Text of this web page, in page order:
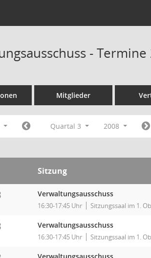
- Termine
Mitglieder
Quartal 3 2008
Sitzung
Verwaltungsausschuss
16:30-17:45 Uhr Sitzungssaal im 1.
Verwaltungsausschuss
16:30-17:45 Uhr Sitzungssaal im 1.